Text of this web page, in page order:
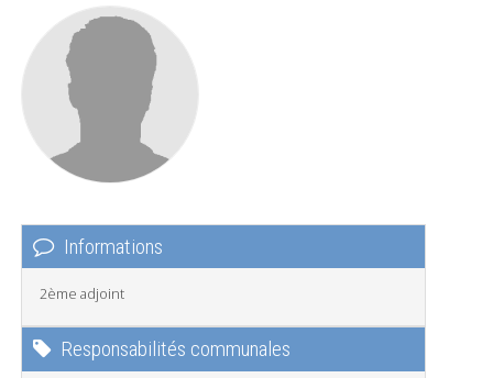
Informations
2ème adjoint
Responsabilités communales